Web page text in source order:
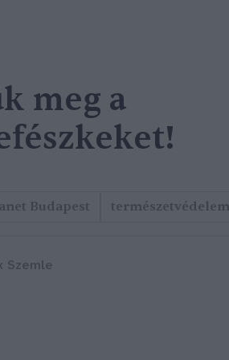
meg a
Budapest természetvédelem
Szemle